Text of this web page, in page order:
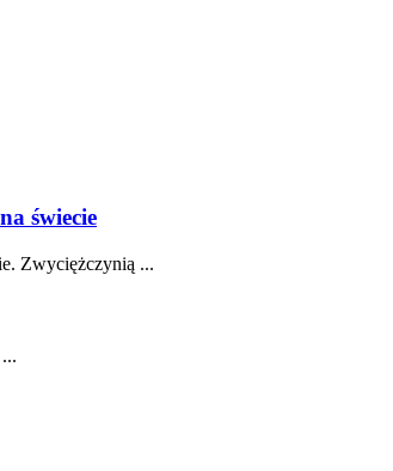
świecie
Zwyciężczynią ...